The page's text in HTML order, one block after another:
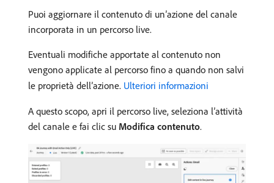
Puoi aggiornare il contenuto di un’azione del canale
incorporata in un percorso live.
Eventuali modifiche apportate al contenuto non
vengono applicate al percorso fino a quando non salvi
le proprietà dell’azione. Ulteriori informazioni
A questo scopo, apri il percorso live, seleziona l’attività
del canale e fai clic su Modifica contenuto.